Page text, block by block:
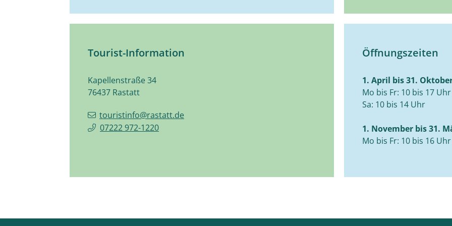
Tourist-Information
Kapellenstraße 34
76437 Rastatt
touristinfo@rastatt.de
07222 972-1220
Öffnungszeiten
1. April bis 31.
Mo bis Fr: 10 bis 17 Uhr
Sa: 10 bis 14 Uhr
1. November bis 31.
Mo bis Fr: 10 bis 16 Uhr